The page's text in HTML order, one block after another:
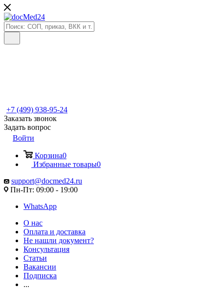
+7 (499) 938-95-24
Заказать звонок
Задать вопрос
Войти
Корзина0
Избранные товары0
support@docmed24.ru
Пн-Пт: 09:00 - 19:00
WhatsApp
О нас
Оплата и доставка
Не нашли документ?
Консультация
Статьи
Вакансии
Подписка
...